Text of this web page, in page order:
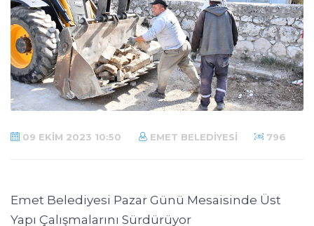
09 EKIM 2023 10:50 EMET BELEDIYESI 796
Emet Belediyesi Pazar Günü Mesaisinde Üst
Yapı Çalışmalarını Sürdürüyor